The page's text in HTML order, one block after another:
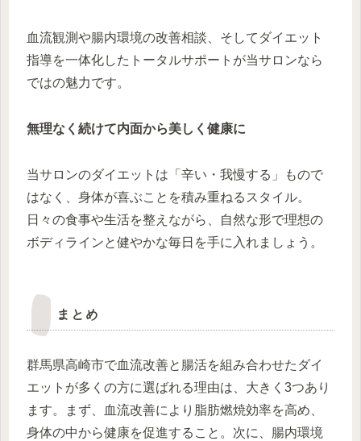
血流観測や腸内環境の改善相談、そしてダイエット
指導を一体化したトータルサポートが当サロンなら
ではの魅力です。
無理なく続けて内面から美しく健康に
当サロンのダイエットは「辛い・我慢する」もので
はなく、身体が喜ぶことを積み重ねるスタイル。
日々の食事や生活を整えながら、自然な形で理想の
ボディラインと健やかな毎日を手に入れましょう。
まとめ
群馬県高崎市で血流改善と腸活を組み合わせたダイ
エットが多くの方に選ばれる理由は、大きく3つあり
ます。まず、血流改善により脂肪燃焼効率を高め、
身体の中から健康を促進すること。次に、腸内環境